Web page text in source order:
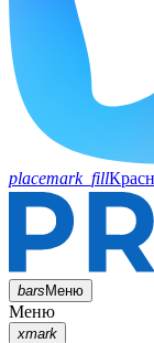
placemark_fill
barsМеню
Меню
xmark